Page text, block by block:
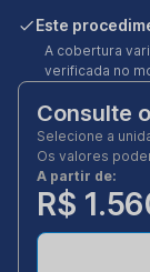
Este
A cobertura
verificada no
Consulte
Selecione a
Os valores
A partir de:
R$